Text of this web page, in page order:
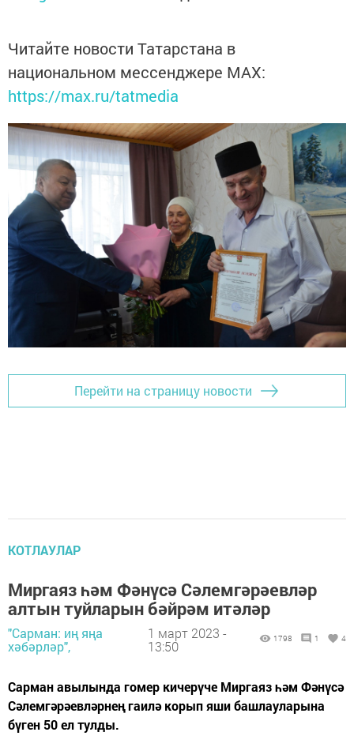
Читайте новости Татарстана в
национальном мессенджере MАХ:
https://max.ru/tatmedia
Перейти на страницу новости
КОТЛАУЛАР
Миргаяз һәм Фәнүсә Сәлемгәрәевләр
алтын туйларын бәйрәм итәләр
"Сарман: иң яңа
хәбәрләр",
1 март 2023 -
13:50
1798 1 4
Сарман авылында гомер кичерүче Миргаяз һәм Фәнүсә
Сәлемгәрәевләрнең гаилә корып яши башлауларына
бүген 50 ел тулды.